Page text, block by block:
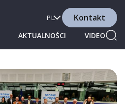
AKTUALNOŚCI VIDEO
PL Kontakt